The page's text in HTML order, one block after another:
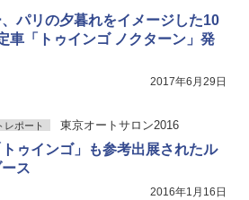
パリの夕暮れをイメージした10
車「トゥインゴ ノクターン」発
2017年6月29日
レポート 東京オートサロン2016
ゥインゴ」も参考出展されたル
ス
2016年1月16日